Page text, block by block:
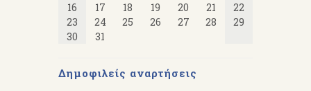
16
17 18 19 20 21
22
23
24 25 26 27 28
29
30
31
Δημοφιλείς αναρτήσεις